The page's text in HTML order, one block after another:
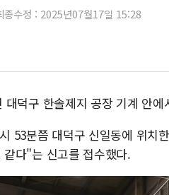
종수정 : 2025년07월17일 15:28
덕구 한솔제지 공장 기계 안
53분쯤 대덕구 신일동에 위치
다"는 신고를 접수했다.